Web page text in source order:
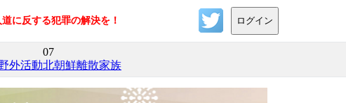
に反する犯罪の解決を！ ログイン
外活動
07
北朝鮮離散家族